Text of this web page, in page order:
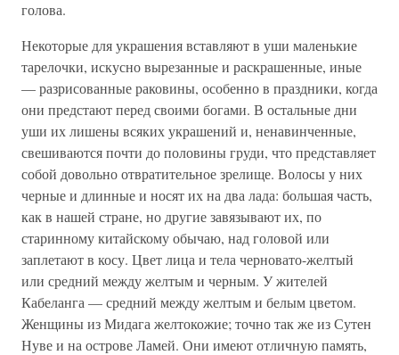
голова.
Некоторые для украшения вставляют в уши маленькие
тарелочки, искусно вырезанные и раскрашенные, иные
— разрисованные раковины, особенно в праздники, когда
они предстают перед своими богами. В остальные дни
уши их лишены всяких украшений и, ненавинченные,
свешиваются почти до половины груди, что представляет
собой довольно отвратительное зрелище. Волосы у них
черные и длинные и носят их на два лада: большая часть,
как в нашей стране, но другие завязывают их, по
старинному китайскому обычаю, над головой или
заплетают в косу. Цвет лица и тела черновато-желтый
или средний между желтым и черным. У жителей
Кабеланга — средний между желтым и белым цветом.
Женщины из Мидага желтокожие; точно так же из Сутен
Нуве и на острове Ламей. Они имеют отличную память,